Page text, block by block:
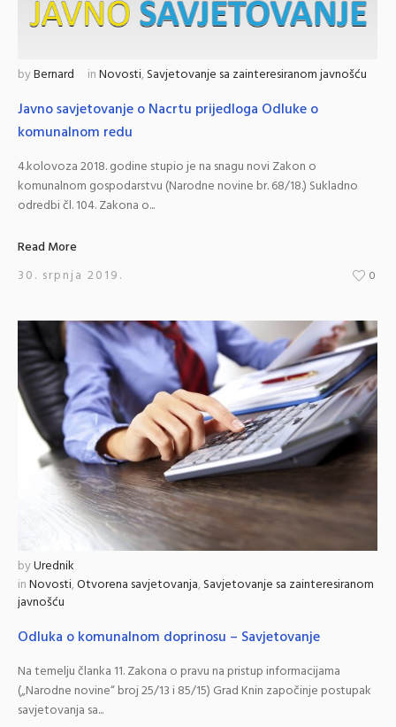
byBernard inNovosti,Savjetovanje sa zainteresiranom javnošću
Javno savjetovanje o Nacrtu prijedloga Odluke o
komunalnom redu
4.kolovoza 2018. godine stupio je na snagu novi Zakon o
komunalnom gospodarstvu (Narodne novine br. 68/18.) Sukladno
odredbi čl. 104. Zakona o...
Read More
30. srpnja 2019.
0
byUrednik
inNovosti,Otvorena savjetovanja,Savjetovanje sa zainteresiranom
javnošću
Odluka o komunalnom doprinosu – Savjetovanje
Na temelju članka 11. Zakona o pravu na pristup informacijama
(„Narodne novine“ broj 25/13 i 85/15) Grad Knin započinje postupak
savjetovanja sa...